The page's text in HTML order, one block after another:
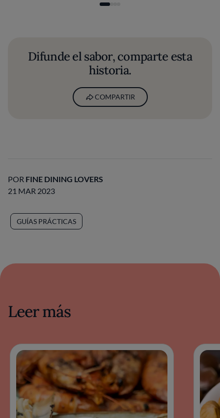
Difunde el sabor, comparte esta
historia.
COMPARTIR
POR FINE DINING LOVERS
21 MAR 2023
GUÍAS PRÁCTICAS
Leer más